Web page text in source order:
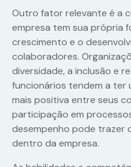
Outro fator relevante é a
empresa tem sua própria
crescimento e o
colaboradores.
diversidade, a inclusão e
funcionários tendem a ter
mais positiva entre seus
participação em
desempenho pode trazer
dentro da empresa.